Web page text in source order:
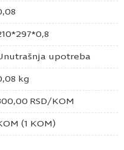
upotreba
kg
RSD/KOM
(1 KOM)